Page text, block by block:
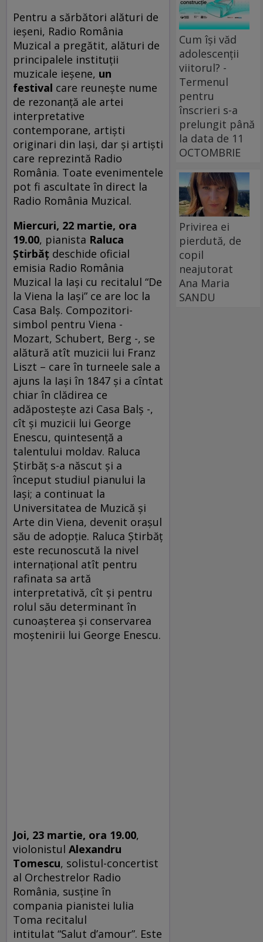
Pentru a sărbători alături de
ieșeni, Radio România
Muzical a pregătit, alături de
principalele instituții
muzicale ieșene, un
festival care reunește nume
de rezonanță ale artei
interpretative
contemporane, artiști
originari din Iași, dar și artiști
care reprezintă Radio
România. Toate evenimentele
pot fi ascultate în direct la
Radio România Muzical.
Miercuri, 22 martie, ora
19.00, pianista Raluca
Știrbăț deschide oficial
emisia Radio România
Muzical la Iași cu recitalul “De
la Viena la Iași” ce are loc la
Casa Balș. Compozitori-
simbol pentru Viena -
Mozart, Schubert, Berg -, se
alătură atît muzicii lui Franz
Liszt – care în turneele sale a
ajuns la Iași în 1847 și a cîntat
chiar în clădirea ce
adăpostește azi Casa Balș -,
cît și muzicii lui George
Enescu, quintesență a
talentului moldav. Raluca
Știrbăț s-a născut și a
început studiul pianului la
Iași; a continuat la
Universitatea de Muzică și
Arte din Viena, devenit orașul
său de adopție. Raluca Știrbăț
este recunoscută la nivel
internațional atît pentru
rafinata sa artă
interpretativă, cît și pentru
rolul său determinant în
cunoașterea și conservarea
moștenirii lui George Enescu.
Joi, 23 martie, ora 19.00,
violonistul Alexandru
Tomescu, solistul-concertist
al Orchestrelor Radio
România, susține în
compania pianistei Iulia
Toma recitalul
intitulat “Salut d’amour”. Este
Cum își văd
adolescenții
viitorul? -
Termenul
pentru
înscrieri s-a
prelungit până
la data de 11
OCTOMBRIE
Privirea ei
pierdută, de
copil
neajutorat
Ana Maria
SANDU